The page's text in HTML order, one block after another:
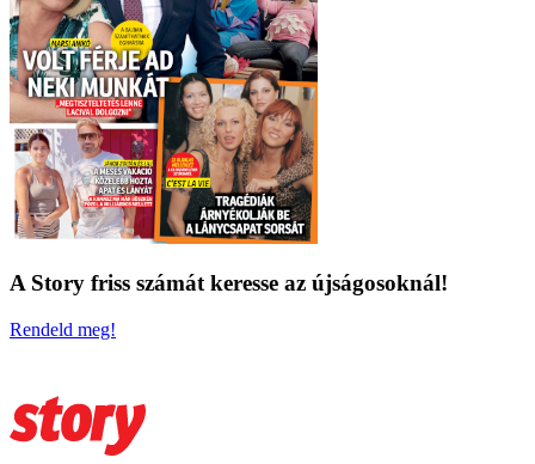
A Story friss számát keresse az újságosoknál!
Rendeld meg!